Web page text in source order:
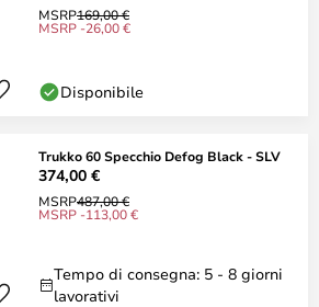
MSRP169,00 €
MSRP -26,00 €
Disponibile
Trukko 60 Specchio Defog Black - SLV
374,00 €
MSRP487,00 €
MSRP -113,00 €
Tempo di consegna: 5 - 8 giorni
lavorativi